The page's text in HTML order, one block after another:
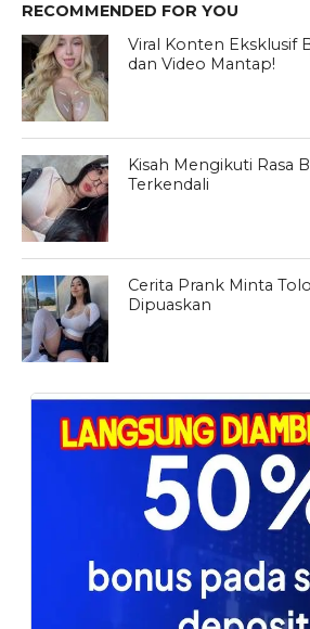
RECOMMENDED FOR YOU
Viral Konten Eksklusif
dan Video Mantap!
Kisah Mengikuti Rasa
Terkendali
Cerita Prank Minta
Dipuaskan